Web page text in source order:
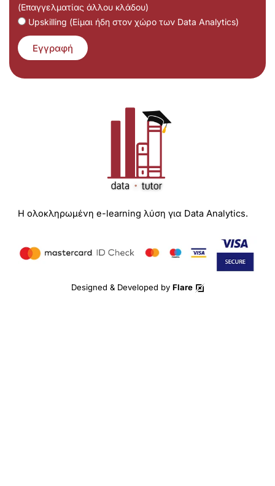
(Επαγγελματίας άλλου κλάδου)
Upskilling (Είμαι ήδη στον χώρο των Data Analytics)
Εγγραφή
Η ολοκληρωμένη e-learning λύση για Data Analytics.
Designed & Developed by Flare